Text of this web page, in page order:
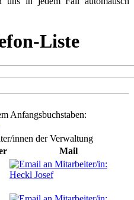
Liste
Anfangsbuchstaben:
innen der Verwaltung
Mail